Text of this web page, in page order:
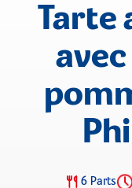
Tarte
6 Parts